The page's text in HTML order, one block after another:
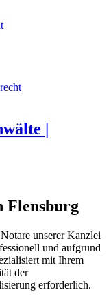
Flensburg
unserer Kanzlei
und aufgrund
mit Ihrem
der
erforderlich.